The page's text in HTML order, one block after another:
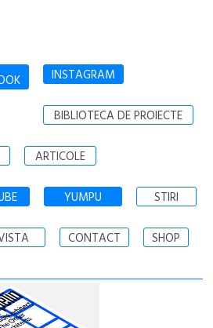
INSTAGRAM
BIBLIOTECA DE PROIECTE
ARTICOLE
YUMPU STIRI
CONTACT SHOP